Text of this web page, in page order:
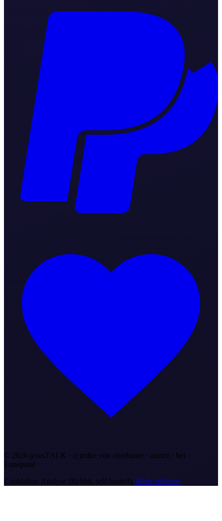
© 2026 jesusTALK · (c)mike von oberbauer · auctor · bei
Ennepetal
Cookielose Analyse (Rybbit, self-hosted). Mehr erfahren